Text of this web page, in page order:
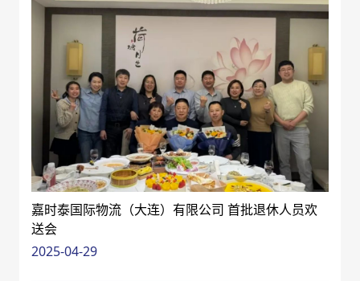
嘉时泰国际物流（大连）有限公司 首批退休人员欢
送会
2025-04-29